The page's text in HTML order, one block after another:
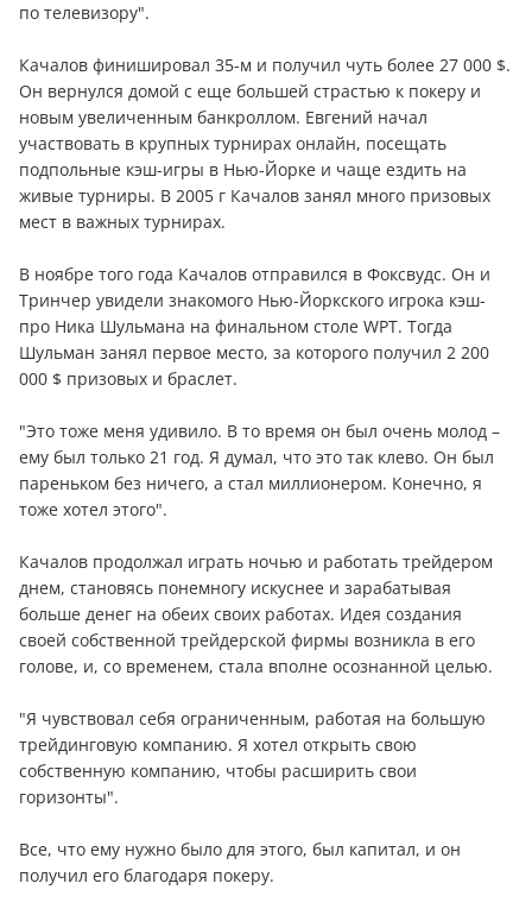
по телевизору".
Качалов финишировал 35-м и получил чуть более 27 000 $.
Он вернулся домой с еще большей страстью к покеру и
новым увеличенным банкроллом. Евгений начал
участвовать в крупных турнирах онлайн, посещать
подпольные кэш-игры в Нью-Йорке и чаще ездить на
живые турниры. В 2005 г Качалов занял много призовых
мест в важных турнирах.
В ноябре того года Качалов отправился в Фоксвудс. Он и
Тринчер увидели знакомого Нью-Йоркского игрока кэш-
про Ника Шульмана на финальном столе WPT. Тогда
Шульман занял первое место, за которого получил 2 200
000 $ призовых и браслет.
"Это тоже меня удивило. В то время он был очень молод –
ему был только 21 год. Я думал, что это так клево. Он был
пареньком без ничего, а стал миллионером. Конечно, я
тоже хотел этого".
Качалов продолжал играть ночью и работать трейдером
днем, становясь понемногу искуснее и зарабатывая
больше дeнeг на обеих своих работах. Идея создания
своей собственной трейдерской фирмы возникла в его
голове, и, со временем, стала вполне осознанной целью.
"Я чувствовал себя ограниченным, работая на большую
трейдинговую компанию. Я хотел открыть свою
собственную компанию, чтобы расширить свои
горизонты".
Все, что ему нужно было для этого, был капитал, и он
получил его благодаря покеру.